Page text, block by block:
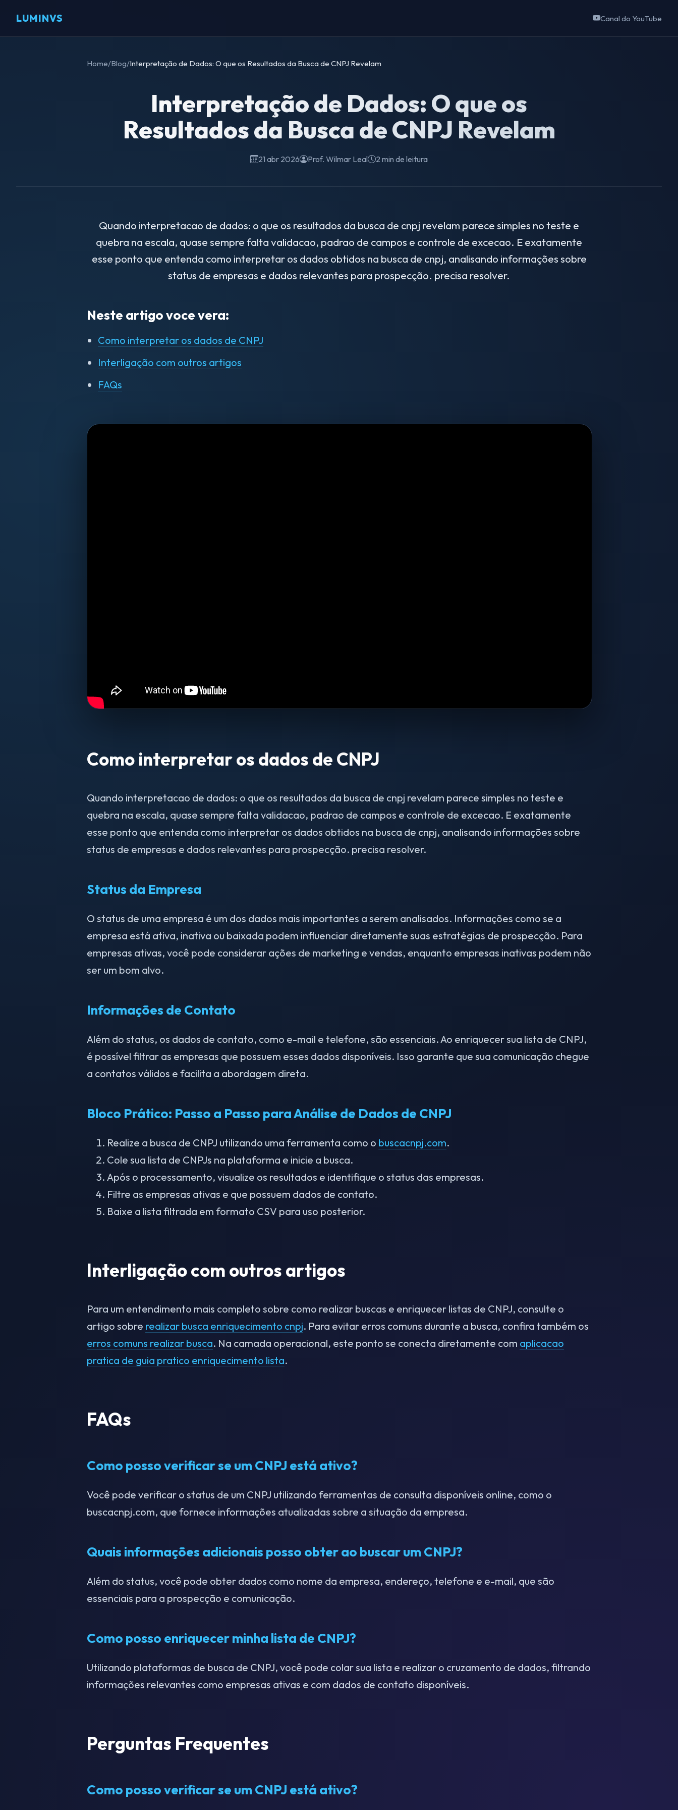
LUMINVS Canal do YouTube
Home/Blog/Interpretação de Dados: O que os Resultados da Busca de CNPJ Revelam
Interpretação de Dados: O que os
Resultados da Busca de CNPJ Revelam
21 abr 2026 Prof. Wilmar Leal 2 min de leitura
Quando interpretacao de dados: o que os resultados da busca de cnpj revelam parece simples no teste e
quebra na escala, quase sempre falta validacao, padrao de campos e controle de excecao. E exatamente
esse ponto que entenda como interpretar os dados obtidos na busca de cnpj, analisando informações sobre
status de empresas e dados relevantes para prospecção. precisa resolver.
Neste artigo voce vera:
Como interpretar os dados de CNPJ
Interligação com outros artigos
FAQs
Como interpretar os dados de CNPJ
Quando interpretacao de dados: o que os resultados da busca de cnpj revelam parece simples no teste e
quebra na escala, quase sempre falta validacao, padrao de campos e controle de excecao. E exatamente
esse ponto que entenda como interpretar os dados obtidos na busca de cnpj, analisando informações sobre
status de empresas e dados relevantes para prospecção. precisa resolver.
Status da Empresa
O status de uma empresa é um dos dados mais importantes a serem analisados. Informações como se a
empresa está ativa, inativa ou baixada podem influenciar diretamente suas estratégias de prospecção. Para
empresas ativas, você pode considerar ações de marketing e vendas, enquanto empresas inativas podem não
ser um bom alvo.
Informações de Contato
Além do status, os dados de contato, como e-mail e telefone, são essenciais. Ao enriquecer sua lista de CNPJ,
é possível filtrar as empresas que possuem esses dados disponíveis. Isso garante que sua comunicação chegue
a contatos válidos e facilita a abordagem direta.
Bloco Prático: Passo a Passo para Análise de Dados de CNPJ
Realize a busca de CNPJ utilizando uma ferramenta como o buscacnpj.com.
Cole sua lista de CNPJs na plataforma e inicie a busca.
Após o processamento, visualize os resultados e identifique o status das empresas.
Filtre as empresas ativas e que possuem dados de contato.
Baixe a lista filtrada em formato CSV para uso posterior.
Interligação com outros artigos
Para um entendimento mais completo sobre como realizar buscas e enriquecer listas de CNPJ, consulte o
artigo sobre realizar busca enriquecimento cnpj. Para evitar erros comuns durante a busca, confira também os
erros comuns realizar busca. Na camada operacional, este ponto se conecta diretamente com aplicacao
pratica de guia pratico enriquecimento lista.
FAQs
Como posso verificar se um CNPJ está ativo?
Você pode verificar o status de um CNPJ utilizando ferramentas de consulta disponíveis online, como o
buscacnpj.com, que fornece informações atualizadas sobre a situação da empresa.
Quais informações adicionais posso obter ao buscar um CNPJ?
Além do status, você pode obter dados como nome da empresa, endereço, telefone e e-mail, que são
essenciais para a prospecção e comunicação.
Como posso enriquecer minha lista de CNPJ?
Utilizando plataformas de busca de CNPJ, você pode colar sua lista e realizar o cruzamento de dados, filtrando
informações relevantes como empresas ativas e com dados de contato disponíveis.
Perguntas Frequentes
Como posso verificar se um CNPJ está ativo?